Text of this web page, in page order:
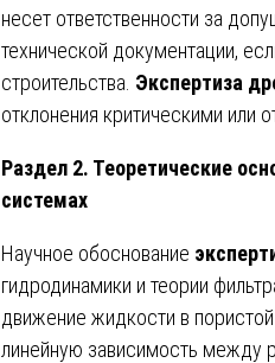
несет ответственности за
технической документации,
строительства. Экспертиза
отклонения критическими или
Раздел 2. Теоретические
системах
Научное обоснование
гидродинамики и теории
движение жидкости в
линейную зависимость между